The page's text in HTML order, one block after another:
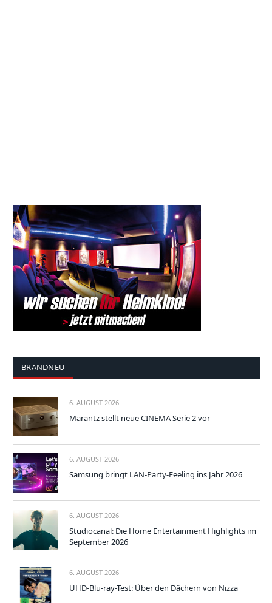
BRANDNEU
6. AUGUST 2026
Marantz stellt neue CINEMA Serie 2 vor
6. AUGUST 2026
Samsung bringt LAN-Party-Feeling ins Jahr 2026
6. AUGUST 2026
Studiocanal: Die Home Entertainment Highlights im
September 2026
6. AUGUST 2026
UHD-Blu-ray-Test: Über den Dächern von Nizza